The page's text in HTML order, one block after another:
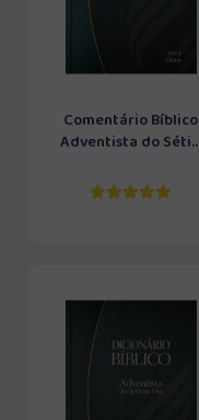
Comentário Bíblico
Adventista do